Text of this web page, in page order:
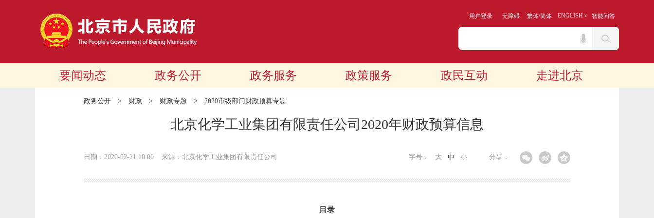
用户登录 无障碍 繁体/简体 ENGLISH 智能问答
要闻动态 政务公开 政务服务 政策服务 政民互动 走进北京
政务公开 > 财政 > 财政专题 > 2020市级部门财政预算专题
北京化学工业集团有限责任公司2020年财政预算信息
日期：2020-02-21 10:00 来源：北京化学工业集团有限责任公司 分享：
字号： 大 中 小
目录